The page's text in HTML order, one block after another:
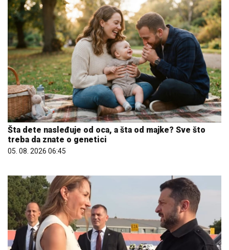
Šta dete nasleđuje od oca, a šta od majke? Sve što
treba da znate o genetici
05. 08. 2026 06:45